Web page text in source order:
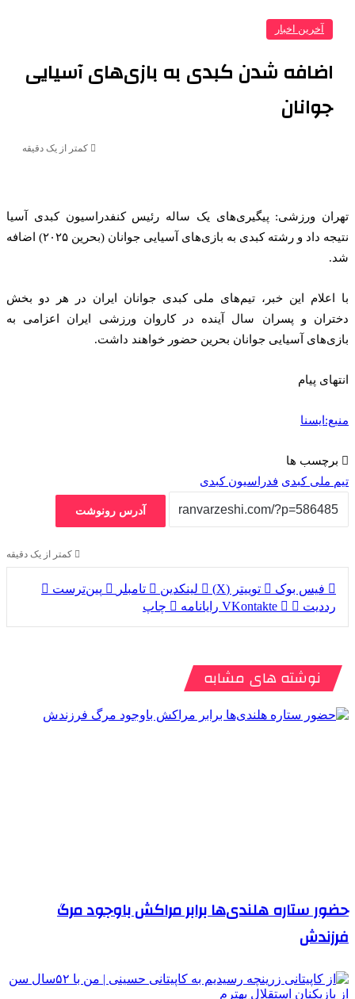
آخرین اخبار
اضافه شدن کبدی به بازی‌های آسیایی
جوانان
کمتر از یک دقیقه
تهران ورزشی: پیگیری‌های یک ساله رئیس کنفدراسیون کبدی آسیا
نتیجه داد و رشته کبدی به بازی‌های آسیایی جوانان (بحرین ۲۰۲۵) اضافه
شد.
با اعلام این خبر، تیم‌های ملی کبدی جوانان ایران در هر دو بخش
دختران و پسران سال آینده در کاروان ورزشی ایران اعزامی به
بازی‌های آسیایی جوانان بحرین حضور خواهند داشت.
انتهای پیام
منبع:ایسنا
برچسب ها
تیم ملی کبدی فدراسیون کبدی
آدرس رونوشت
کمتر از یک دقیقه
فیس بوک توییتر (X) لینکدین ‫تامبلر
‫پین‌ترست
‫رددیت
‫VKontakte رایانامه چاپ
نوشته های مشابه
حضور ستاره هلندی‌ها برابر مراکش باوجود مرگ
فرزندش